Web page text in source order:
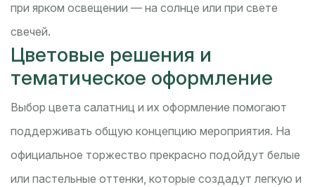
при ярком освещении — на солнце или при свете
свечей.
Цветовые решения и
тематическое оформление
Выбор цвета салатниц и их оформление помогают
поддерживать общую концепцию мероприятия. На
официальное торжество прекрасно подойдут белые
или пастельные оттенки, которые создадут легкую и